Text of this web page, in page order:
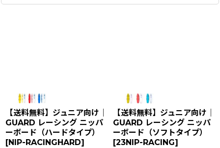
【送料無料】ジュニア向け｜
GUARD レーシング ニッパ
ーボード（ハードタイプ）
[NIP-RACINGHARD]
【送料無料】ジュニア向け｜
GUARD レーシング ニッパ
ーボード（ソフトタイプ）
[23NIP-RACING]